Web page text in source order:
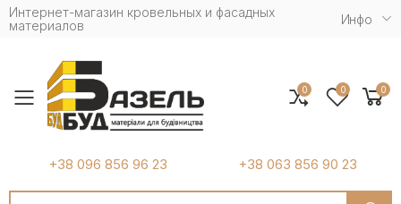
Интернет-магазин кровельных и фасадных
материалов
Инфо
Toggle mobile menu
+38 096 856 96 23 +38 063 856 90 23
Search
0 0 0